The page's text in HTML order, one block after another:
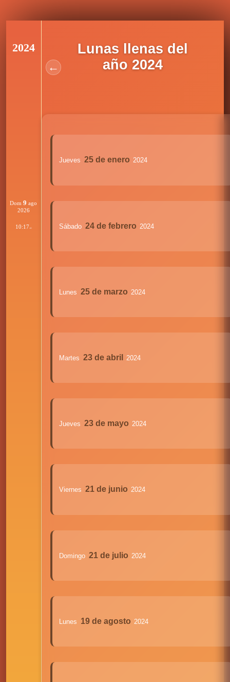
2024
Dom9 ago
2026
10:17 :41
←
Lunas llenas del
año 2024
Jueves 25 de enero 2024
Sábado 24 de febrero 2024
Lunes 25 de marzo 2024
Martes 23 de abril 2024
Jueves 23 de mayo 2024
Viernes 21 de junio 2024
Domingo 21 de julio 2024
Lunes 19 de agosto 2024